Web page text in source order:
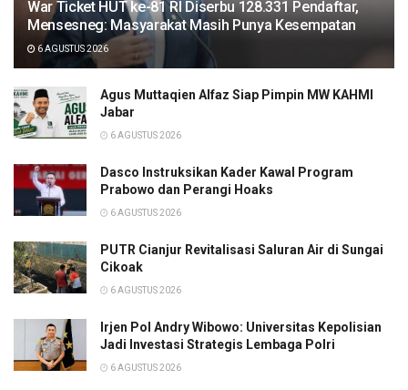
War Ticket HUT ke-81 RI Diserbu 128.331 Pendaftar,
Mensesneg: Masyarakat Masih Punya Kesempatan
6 AGUSTUS 2026
Agus Muttaqien Alfaz Siap Pimpin MW KAHMI
Jabar
6 AGUSTUS 2026
Dasco Instruksikan Kader Kawal Program
Prabowo dan Perangi Hoaks
6 AGUSTUS 2026
PUTR Cianjur Revitalisasi Saluran Air di Sungai
Cikoak
6 AGUSTUS 2026
Irjen Pol Andry Wibowo: Universitas Kepolisian
Jadi Investasi Strategis Lembaga Polri
6 AGUSTUS 2026